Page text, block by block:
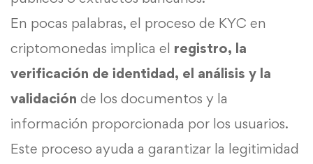
En pocas palabras, el proceso de KYC en
criptomonedas implica el registro, la
verificación de identidad, el análisis y la
validación de los documentos y la
información proporcionada por los usuarios.
Este proceso ayuda a garantizar la legitimidad